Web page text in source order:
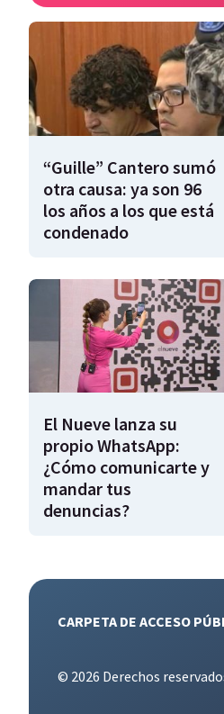
“Guille” Cantero sumó
otra causa: ya son 96
los años a los que está
condenado
El Nueve lanza su
propio WhatsApp:
¿Cómo comunicarte y
mandar tus
denuncias?
CARPETA DE ACCESO
© 2026 Derechos